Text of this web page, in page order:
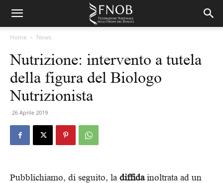
Home News
Nutrizione: intervento a tutela
della figura del Biologo
Nutrizionista
26 Aprile 2019
Pubblichiamo, di seguito, ladiffidainoltrata ad un